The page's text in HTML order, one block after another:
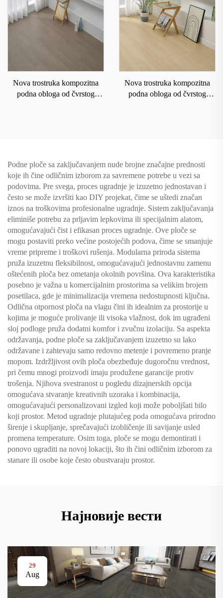
Nova trostruka kompozitna
podna obloga od čvrstog
Nova trostruka kompozitna
podna obloga od čvrstog
Podne ploče sa zaključavanjem nude brojne značajne prednosti
koje ih čine odličnim izborom za savremene potrebe u vezi sa
podovima. Pre svega, proces ugradnje je izuzetno jednostavan i
često se može izvršiti kao DIY projekat, čime se uštedi značan
iznos na troškovima profesionalne ugradnje. Sistem zaključavanja
eliminiše potrebu za prljavim lepkovima ili specijalnim alatom,
omogućavajući čist i efikasan proces ugradnje. Ove ploče se
mogu postaviti preko većine postojećih podova, čime se smanjuje
vreme pripreme i troškovi rušenja. Modularna priroda sistema
pruža izuzetnu fleksibilnost, omogućavajući jednostavnu zamenu
oštećenih ploča bez ometanja okolnih površina. Ova karakteristika
posebno je važna u komercijalnim prostorima sa velikim brojem
posetilaca, gde je minimalizacija vremena nedostupnosti ključna.
Odlična otpornost ploča na vlagu čini ih idealnim za prostorije u
kojima je moguće prolivanje ili visoka vlažnost, dok im ugrađeni
sloj podloge pruža dodatni komfor i zvučnu izolaciju. Sa aspekta
održavanja, podne ploče sa zaključavanjem izuzetno su lako
održavane i zahtevaju samo redovno metenje i povremeno pranje
mopom. Izdržljivost ovih ploča obezbeđuje dugoročnu vrednost,
pri čemu mnogi proizvodi imaju produžene garancije protiv
trošenja. Njihova svestranost u pogledu dizajnerskih opcija
omogućava stvaranje kreativnih uzoraka i kombinacija,
omogućavajući personalizovani izgled koji može poboljšati bilo
koji prostor. Metod ugradnje plutajućeg poda omogućava prirodno
širenje i skupljanje, sprečavajući izobličenje ili savijanje usled
promena temperature. Osim toga, ploče se mogu demontirati i
ponovo ugraditi na novoj lokaciji, što ih čini odličnim izborom za
stanare ili osobe koje često obustvaraju prostor.
Најновије вести
29
Aug